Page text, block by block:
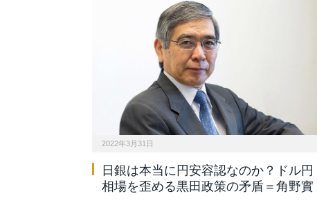
2022年3月31日
日銀は本当に円安容認なのか？ドル円
相場を歪める黒田政策の矛盾＝角野實